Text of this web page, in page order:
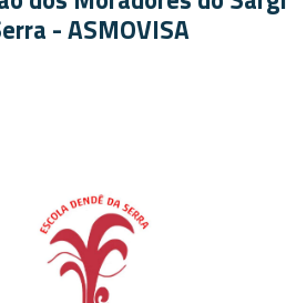
- ASMOVISA